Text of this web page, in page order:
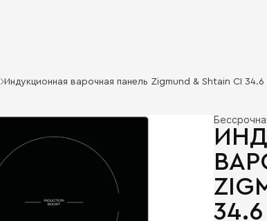
Индукционная варочная панель Zigmund & Shtain CI 34.6
34.6